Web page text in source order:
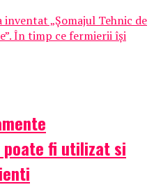
„Șomajul Tehnic de
În timp ce fermierii își
fi utilizat si